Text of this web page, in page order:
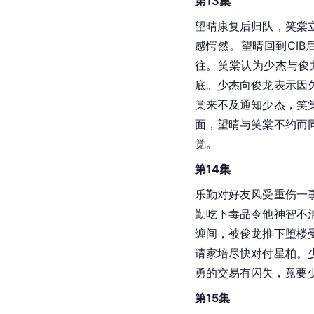
望晴康复后归队，笑棠
感愕然。望晴回到CIB
往。笑棠认为少杰与
底。少杰向俊龙表示因
棠来不及通知少杰，笑
面，望晴与笑棠不约而
觉。
第14集
乐勤对好友风受重伤一
勤吃下毒品令他神智不
缠间，被俊龙推下堕楼
请家培尽快对付星柏。
勇的交易有闪失，竟要
第15集